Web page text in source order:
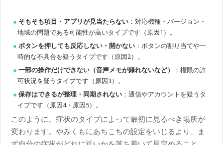
そもそも項目・アプリが見当たらない ：対応機種・バージョン・
地域の問題である可能性が高いタイプです（原因1）。
ボタンを押しても反応しない・開かない ：ボタンの割り当てや一
時的な不具合を疑うタイプです（原因2）。
一部の操作だけできない（音声メモが録れないなど）
：権限の許
可状況を疑うタイプです（原因3）。
保存はできるが整理・同期されない ：通信やアカウントを疑うタ
イプです（原因4・原因5）。
このように、症状のタイプによって最初に見るべき場所が
変わります。やみくもにあちこちの設定をいじるより、ま